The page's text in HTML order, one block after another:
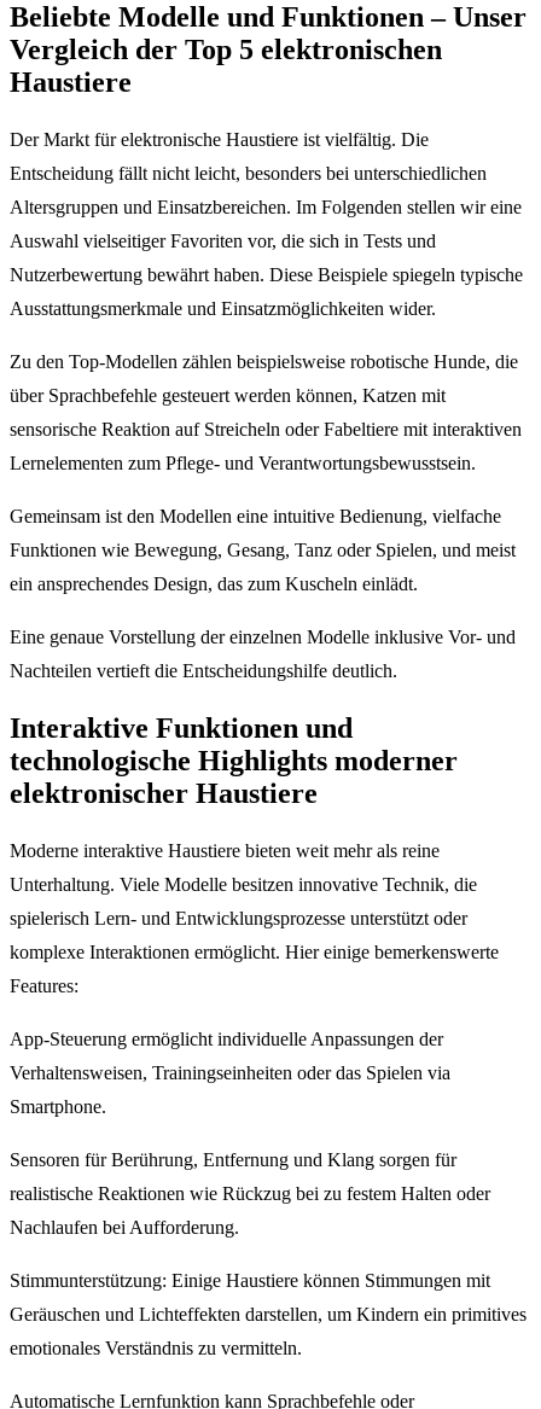
Beliebte Modelle und Funktionen – Unser
Vergleich der Top 5 elektronischen
Haustiere
Der Markt für elektronische Haustiere ist vielfältig. Die
Entscheidung fällt nicht leicht, besonders bei unterschiedlichen
Altersgruppen und Einsatzbereichen. Im Folgenden stellen wir eine
Auswahl vielseitiger Favoriten vor, die sich in Tests und
Nutzerbewertung bewährt haben. Diese Beispiele spiegeln typische
Ausstattungsmerkmale und Einsatzmöglichkeiten wider.
Zu den Top-Modellen zählen beispielsweise robotische Hunde, die
über Sprachbefehle gesteuert werden können, Katzen mit
sensorische Reaktion auf Streicheln oder Fabeltiere mit interaktiven
Lernelementen zum Pflege- und Verantwortungsbewusstsein.
Gemeinsam ist den Modellen eine intuitive Bedienung, vielfache
Funktionen wie Bewegung, Gesang, Tanz oder Spielen, und meist
ein ansprechendes Design, das zum Kuscheln einlädt.
Eine genaue Vorstellung der einzelnen Modelle inklusive Vor- und
Nachteilen vertieft die Entscheidungshilfe deutlich.
Interaktive Funktionen und
technologische Highlights moderner
elektronischer Haustiere
Moderne interaktive Haustiere bieten weit mehr als reine
Unterhaltung. Viele Modelle besitzen innovative Technik, die
spielerisch Lern- und Entwicklungsprozesse unterstützt oder
komplexe Interaktionen ermöglicht. Hier einige bemerkenswerte
Features:
App-Steuerung ermöglicht individuelle Anpassungen der
Verhaltensweisen, Trainingseinheiten oder das Spielen via
Smartphone.
Sensoren für Berührung, Entfernung und Klang sorgen für
realistische Reaktionen wie Rückzug bei zu festem Halten oder
Nachlaufen bei Aufforderung.
Stimmunterstützung: Einige Haustiere können Stimmungen mit
Geräuschen und Lichteffekten darstellen, um Kindern ein primitives
emotionales Verständnis zu vermitteln.
Automatische Lernfunktion kann Sprachbefehle oder